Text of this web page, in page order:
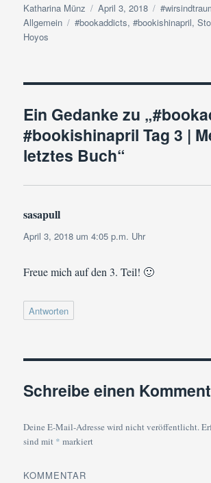
Autor
Katharina Münz
Veröffentlicht
am
April 3, 2018 Kategorien
Allgemein
Schlagwörter
#bookaddicts,#bookishinapril,
Hoyos
Ein Gedanke zu
#bookishinapril Tag 3 |
letztes Buch“
sasapull
April 3, 2018 um 4:05 p.m. Uhr
Freue mich auf den 3. Teil! 🙂
Antworten
Schreibe einen
Deine E-Mail-Adresse wird nicht veröffentlicht.
sind mit * markiert
KOMMENTAR